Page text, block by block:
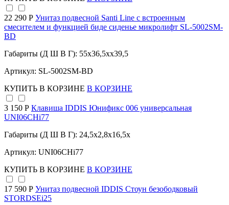
22 290 Р Унитаз подвесной Santi Line с встроенным
смесителем и функцией биде сиденье микролифт SL-5002SM-
BD
Габариты (Д Ш В Г): 55x36,5xx39,5
Артикул: SL-5002SM-BD
КУПИТЬ В КОРЗИНЕ В КОРЗИНЕ
3 150 Р Клавиша IDDIS Юнификс 006 универсальная
UNI06CHi77
Габариты (Д Ш В Г): 24,5x2,8x16,5x
Артикул: UNI06CHi77
КУПИТЬ В КОРЗИНЕ В КОРЗИНЕ
17 590 Р Унитаз подвесной IDDIS Стоун безободковый
STORDSEi25